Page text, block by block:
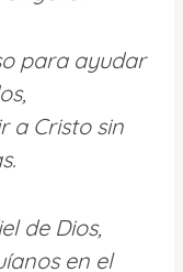
para ayudar
a Cristo sin
de Dios,
en el